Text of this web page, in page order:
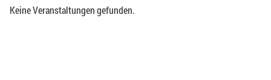
Keine Veranstaltungen gefunden.